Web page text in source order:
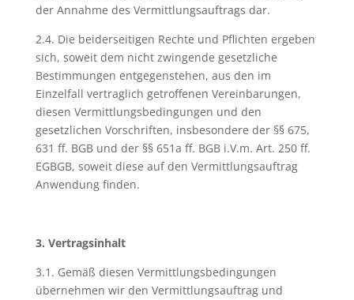
der Annahme des Vermittlungsauftrags dar.
2.4. Die beiderseitigen Rechte und Pflichten ergeben
sich, soweit dem nicht zwingende gesetzliche
Bestimmungen entgegenstehen, aus den im
Einzelfall vertraglich getroffenen Vereinbarungen,
diesen Vermittlungsbedingungen und den
gesetzlichen Vorschriften, insbesondere der §§ 675,
631 ff. BGB und der §§ 651a ff. BGB i.V.m. Art. 250 ff.
EGBGB, soweit diese auf den Vermittlungsauftrag
Anwendung finden.
3. Vertragsinhalt
3.1. Gemäß diesen Vermittlungsbedingungen
übernehmen wir den Vermittlungsauftrag und